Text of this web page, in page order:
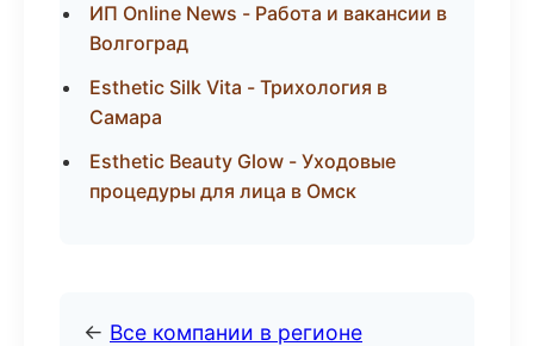
ИП Online News - Работа и вакансии в
Волгоград
Esthetic Silk Vita - Трихология в
Самара
Esthetic Beauty Glow - Уходовые
процедуры для лица в Омск
← Все компании в регионе